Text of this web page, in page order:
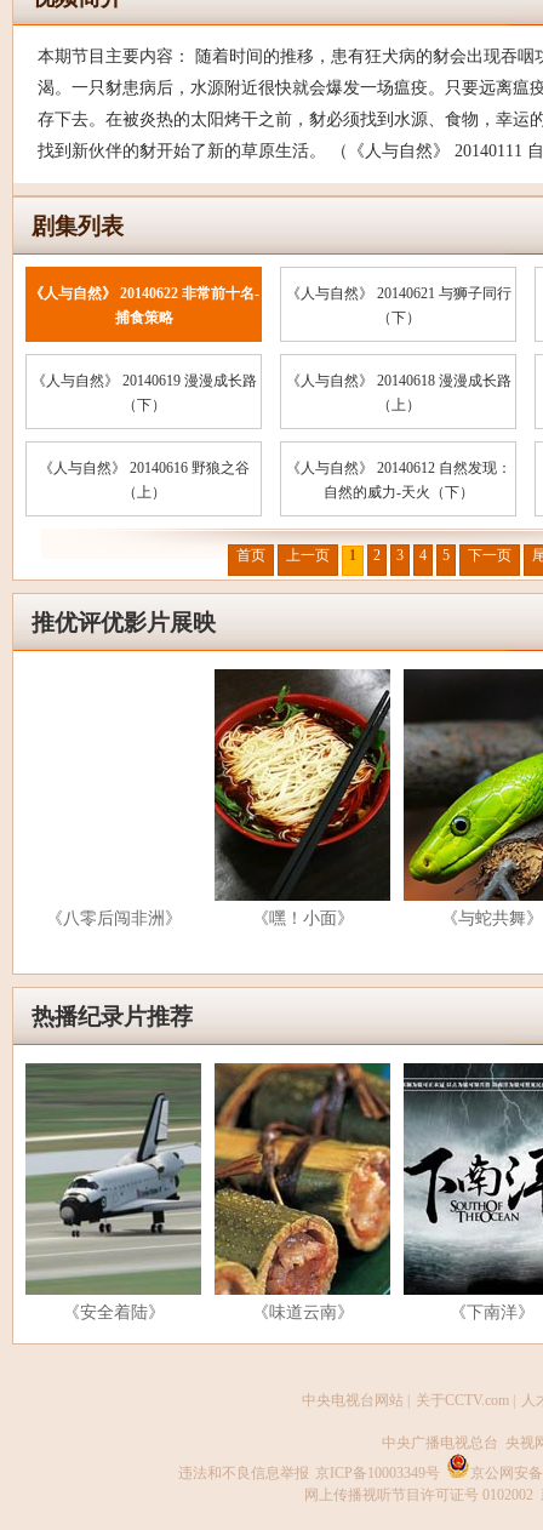
本期节目主要内容： 随着时间的推移，患有狂犬病的豺会出现吞咽
渴。一只豺患病后，水源附近很快就会爆发一场瘟疫。只要远离瘟
存下去。在被炎热的太阳烤干之前，豺必须找到水源、食物，幸运
找到新伙伴的豺开始了新的草原生活。 （《人与自然》 20140111
剧集列表
《人与自然》 20140622 非常前十名-
捕食策略
《人与自然》 20140621 与狮子同行
（下）
《人与自然》 20140619 漫漫成长路
（下）
《人与自然》 20140618 漫漫成长路
（上）
《人与自然》 20140616 野狼之谷
（上）
《人与自然》 20140612 自然发现：
自然的威力-天火（下）
首页 上一页 1 2 3 4 5 下一页
推优评优影片展映
《八零后闯非洲》 《嘿！小面》 《与蛇共舞》
热播纪录片推荐
《安全着陆》 《味道云南》 《下南洋》
中央电视台网站 关于CCTV.com 人
中央广播电视总台 央视
违法和不良信息举报 京ICP备10003349号
京公网安
网上传播视听节目许可证号 0102002